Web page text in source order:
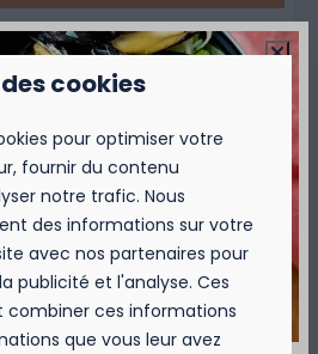
cookies
pour optimiser votre
fournir du contenu
notre trafic. Nous
des informations sur votre
avec nos partenaires pour
publicité et l'analyse. Ces
combiner ces informations
que vous leur avez